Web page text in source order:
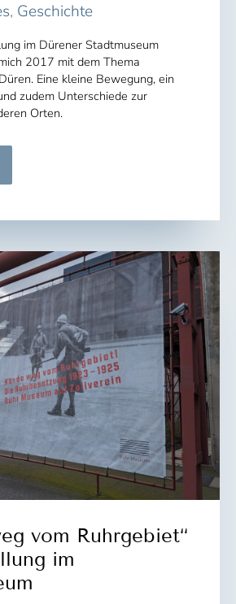
, Geschichte
im Dürener Stadtmuseum
2017 mit dem Thema
Eine kleine Bewegung, ein
zudem Unterschiede zur
Orten.
vom Ruhrgebiet“
im